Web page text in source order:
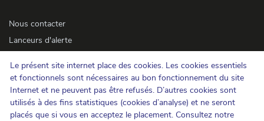
Le présent site internet place des cookies. Les cookies essentiels
et fonctionnels sont nécessaires au bon fonctionnement du site
Internet et ne peuvent pas être refusés. D’autres cookies sont
utilisés à des fins statistiques (cookies d’analyse) et ne seront
placés que si vous en acceptez le placement. Consultez notre
Nous contacter
Lanceurs d'alerte
Accessibilité
Presse